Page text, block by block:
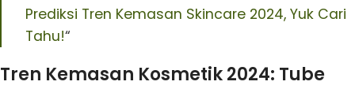
Prediksi Tren Kemasan Skincare 2024, Yuk Cari
Tahu!“
Tren Kemasan Kosmetik 2024: Tube